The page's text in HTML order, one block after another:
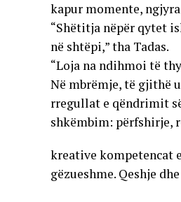
kapur momente,
“Shëtitja nëpër qytet
në shtëpi,” tha Tadas.
“Loja na ndihmoi të
Në mbrëmje, të gjithë
rregullat e qëndrimit
shkëmbim: përfshirje,
kreative kompetencat
gëzueshme. Qeshje